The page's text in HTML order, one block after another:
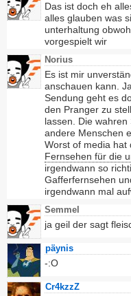
Das ist doch eh
alles glauben was
unterhaltung
vorgespielt wir
Norius
Es ist mir
anschauen kann.
Sendung geht es
den Pranger zu
lassen. Die
andere Menschen
Worst of media hat
Fernsehen für die
irgendwann so
Gafferfernsehen
irgendwann mal
Semmel
ja geil der sagt
päynis
-:O
Cr4kzzZ